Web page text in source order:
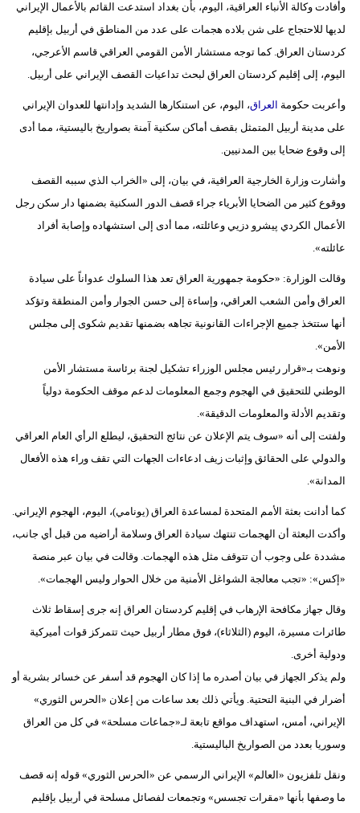
أبراج
سيارات
وأفادت وكالة الأنباء العراقية، اليوم، بأن بغداد استدعت القائم بالأعمال الإيراني
لديها للاحتجاج على شن بلاده هجمات على عدد من المناطق في أربيل بإقليم
كردستان العراق. كما توجه مستشار الأمن القومي العراقي قاسم الأعرجي،
اليوم، إلى إقليم كردستان العراق لبحث تداعيات القصف الإيراني على أربيل.
وأعربت حكومة العراق، اليوم، عن استنكارها الشديد وإدانتها للعدوان الإيراني
على مدينة أربيل المتمثل بقصف أماكن سكنية آمنة بصواريخ باليستية، مما أدى
إلى وقوع ضحايا بين المدنيين.
وأشارت وزارة الخارجية العراقية، في بيان، إلى «الخراب الذي سببه القصف
ووقوع كثير من الضحايا الأبرياء جراء قصف الدور السكنية بضمنها دار سكن رجل
الأعمال الكردي پيشرو دزيي وعائلته، مما أدى إلى استشهاده وإصابة أفراد
عائلته».
وقالت الوزارة: «حكومة جمهورية العراق تعد هذا السلوك عدواناً على سيادة
العراق وأمن الشعب العراقي، وإساءة إلى حسن الجوار وأمن المنطقة وتؤكد
أنها ستتخذ جميع الإجراءات القانونية تجاهه بضمنها تقديم شكوى إلى مجلس
الأمن».
ونوهت بـ«قرار رئيس مجلس الوزراء تشكيل لجنة برئاسة مستشار الأمن
الوطني للتحقيق في الهجوم وجمع المعلومات لدعم موقف الحكومة دولياً
وتقديم الأدلة والمعلومات الدقيقة».
ولفتت إلى أنه «سوف يتم الإعلان عن نتائج التحقيق، ليطلع الرأي العام العراقي
والدولي على الحقائق وإثبات زيف ادعاءات الجهات التي تقف وراء هذه الأفعال
المدانة».
كما أدانت بعثة الأمم المتحدة لمساعدة العراق (يونامي)، اليوم، الهجوم الإيراني.
وأكدت البعثة أن الهجمات تنتهك سيادة العراق وسلامة أراضيه من قبل أي جانب،
مشددة على وجوب أن تتوقف مثل هذه الهجمات. وقالت في بيان عبر منصة
«إكس»: «تجب معالجة الشواغل الأمنية من خلال الحوار وليس الهجمات».
وقال جهاز مكافحة الإرهاب في إقليم كردستان العراق إنه جرى إسقاط ثلاث
طائرات مسيرة، اليوم (الثلاثاء)، فوق مطار أربيل حيث تتمركز قوات أميركية
ودولية أخرى.
ولم يذكر الجهاز في بيان أصدره ما إذا كان الهجوم قد أسفر عن خسائر بشرية أو
أضرار في البنية التحتية. ويأتي ذلك بعد ساعات من إعلان «الحرس الثوري»
الإيراني، أمس، استهداف مواقع تابعة لـ«جماعات مسلحة» في كل من العراق
وسوريا بعدد من الصواريخ الباليستية.
ونقل تلفزيون «العالم» الإيراني الرسمي عن «الحرس الثوري» قوله إنه قصف
ما وصفها بأنها «مقرات تجسس» وتجمعات لفصائل مسلحة في أربيل بإقليم